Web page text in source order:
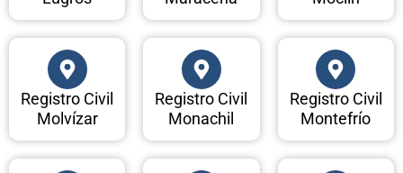
Registro Civil
Molvízar
Registro Civil
Monachil
Registro Civil
Montefrío